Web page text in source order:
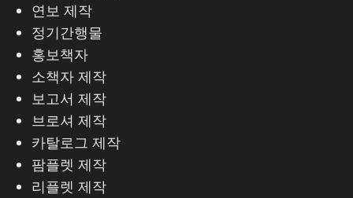
연보 제작
정기간행물
홍보책자
소책자 제작
보고서 제작
브로셔 제작
카탈로그 제작
팜플렛 제작
리플렛 제작